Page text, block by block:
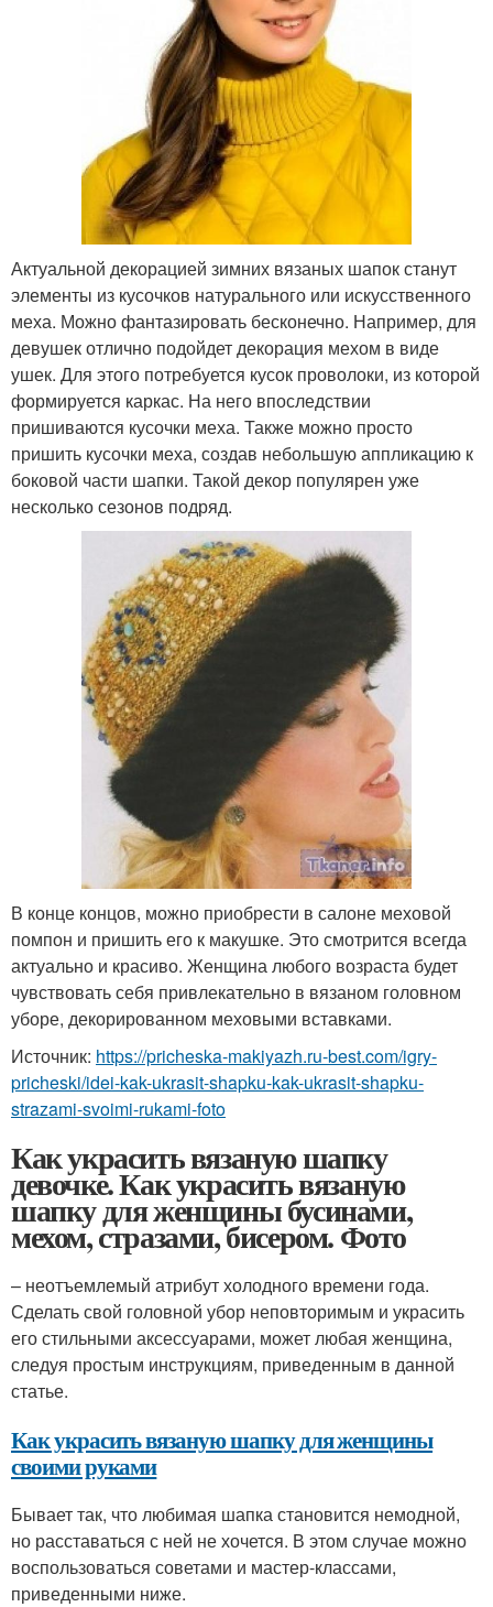
Актуальной декорацией зимних вязаных шапок станут
элементы из кусочков натурального или искусственного
меха. Можно фантазировать бесконечно. Например, для
девушек отлично подойдет декорация мехом в виде
ушек. Для этого потребуется кусок проволоки, из которой
формируется каркас. На него впоследствии
пришиваются кусочки меха. Также можно просто
пришить кусочки меха, создав небольшую аппликацию к
боковой части шапки. Такой декор популярен уже
несколько сезонов подряд.
В конце концов, можно приобрести в салоне меховой
помпон и пришить его к макушке. Это смотрится всегда
актуально и красиво. Женщина любого возраста будет
чувствовать себя привлекательно в вязаном головном
уборе, декорированном меховыми вставками.
Источник: https://pricheska-makiyazh.ru-best.com/igry-
pricheski/idei-kak-ukrasit-shapku-kak-ukrasit-shapku-
strazami-svoimi-rukami-foto
Как украсить вязаную шапку
девочке. Как украсить вязаную
шапку для женщины бусинами,
мехом, стразами, бисером. Фото
– неотъемлемый атрибут холодного времени года.
Сделать свой головной убор неповторимым и украсить
его стильными аксессуарами, может любая женщина,
следуя простым инструкциям, приведенным в данной
статье.
Как украсить вязаную шапку для женщины
своими руками
Бывает так, что любимая шапка становится немодной,
но расставаться с ней не хочется. В этом случае можно
воспользоваться советами и мастер-классами,
приведенными ниже.